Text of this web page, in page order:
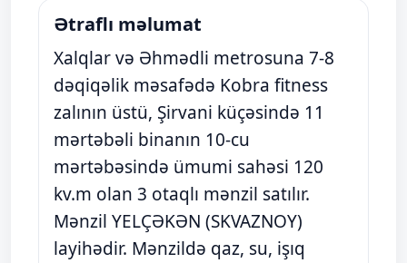
Ətraflı məlumat
Xalqlar və Əhmədli metrosuna 7-8
dəqiqəlik məsafədə Kobra fitness
zalının üstü, Şirvani küçəsində 11
mərtəbəli binanın 10-cu
mərtəbəsində ümumi sahəsi 120
kv.m olan 3 otaqlı mənzil satılır.
Mənzil YELÇƏKƏN (SKVAZNOY)
layihədir. Mənzildə qaz, su, işıq